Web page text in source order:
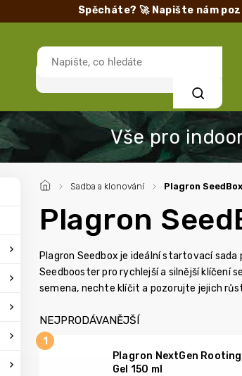
Spěcháte? 🚀 Napište nám
Hledat
/ Sadba a klonování / Plagron SeedBox
Plagron
Plagron Seedbox je ideální startovací sada
Seedbooster pro rychlejší a silnější klíčení
semena, nechte klíčit a pozorujte jejich
NEJPRODÁVANĚJŠÍ
Plagron NextGen Rooting
Gel 150 ml